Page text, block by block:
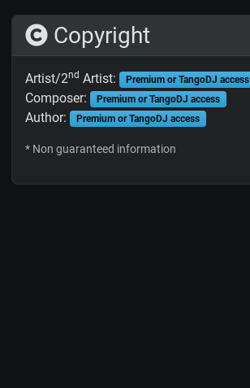
Copyright
Artist/2nd Artist: Premium or TangoDJ access
Composer: Premium or TangoDJ access
Author: Premium or TangoDJ access
* Non guaranteed information